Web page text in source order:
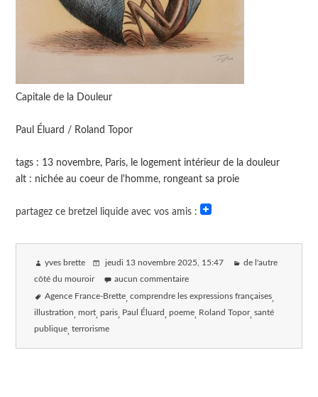
Capitale de la Douleur
Paul Éluard / Roland Topor
tags : 13 novembre, Paris, le logement intérieur de la douleur
alt : nichée au coeur de l'homme, rongeant sa proie
partagez ce bretzel liquide avec vos amis :
yves brette jeudi 13 novembre 2025 , 15:47 de l'autre
côté du mouroir aucun commentaire
Agence France-Brette comprendre les expressions françaises
illustration mort paris Paul Éluard poeme Roland Topor santé
publique terrorisme